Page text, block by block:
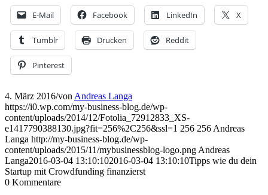
E-Mail Facebook LinkedIn X
Tumblr Drucken Reddit
Pinterest
4. März 2016/von Andreas Langa
https://i0.wp.com/my-business-blog.de/wp-
content/uploads/2014/12/Fotolia_72912833_XS-
e1417790388130.jpg?fit=256%2C256&ssl=1 256 256 Andreas
Langa http://my-business-blog.de/wp-
content/uploads/2015/11/mybusinessblog-logo.png Andreas
Langa2016-03-04 13:10:102016-03-04 13:10:10Tipps wie du dein
Startup mit Crowdfunding finanzierst
0 Kommentare